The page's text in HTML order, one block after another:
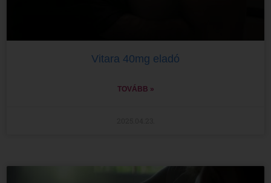
Vitara 40mg eladó
TOVÁBB »